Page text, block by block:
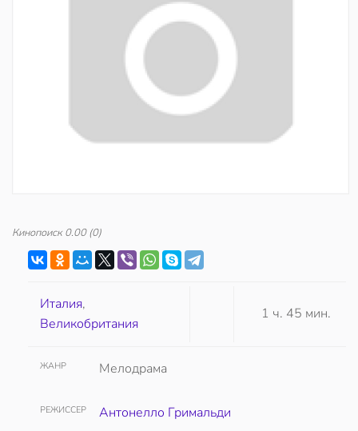
Кинопоиск 0.00(0)
Италия,
Великобритания
1 ч. 45 мин.
ЖАНР Мелодрама
РЕЖИССЕР Антонелло Гримальди